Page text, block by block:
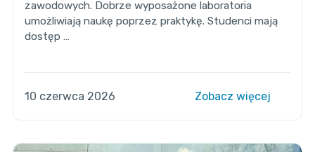
zawodowych. Dobrze wyposażone laboratoria
umożliwiają naukę poprzez praktykę. Studenci mają
dostęp …
10 czerwca 2026 Zobacz więcej